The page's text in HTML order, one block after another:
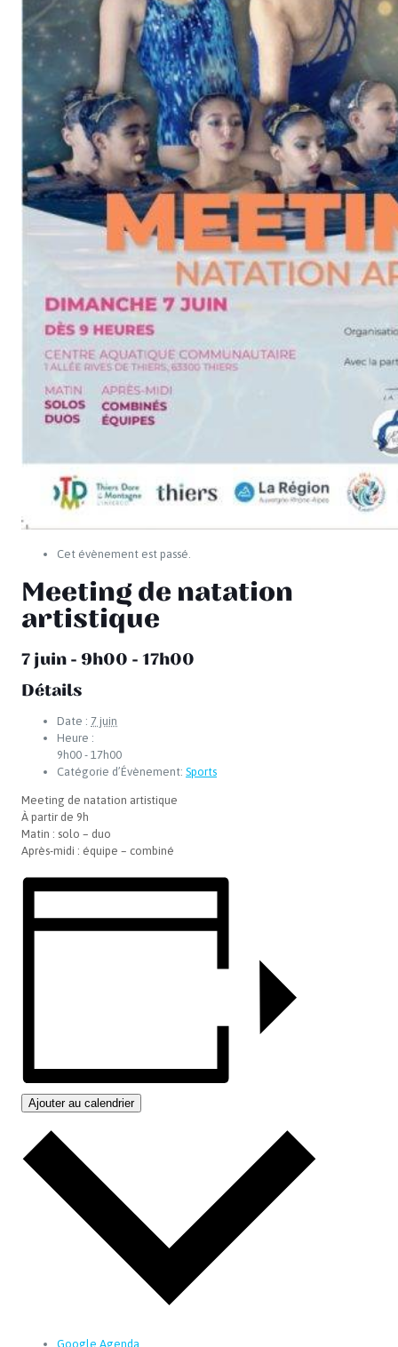
Cet évènement est passé.
Meeting de natation
artistique
7 juin - 9h00 - 17h00
Détails
Date : 7 juin
Heure :
9h00 - 17h00
Catégorie d’Évènement: Sports
Meeting de natation artistique
À partir de 9h
Matin : solo – duo
Après-midi : équipe – combiné
Ajouter au calendrier
Google Agenda